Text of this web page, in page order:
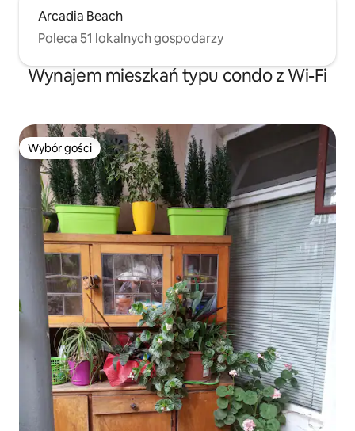
Arcadia Beach
Poleca 51 lokalnych gospodarzy
Wynajem mieszkań typu condo z Wi-Fi
Wybór gości
Wybór gości